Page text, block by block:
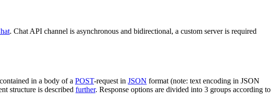
. Chat API channel is asynchronous and bidirectional, a custom server is required
in a body of a POST-request in JSON format (note: text encoding in JSON
structure is described further. Response options are divided into 3 groups according to